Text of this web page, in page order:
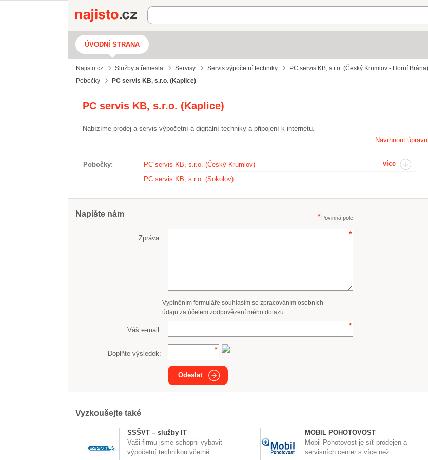
Najisto.cz
ÚVODNÍ STRANA
Najisto.cz Služby a řemesla Servisy Servis výpočetní techniky
PC servis KB, s.r.o. (Český Krumlov - Horní Brána)
Pobočky
PC servis KB, s.r.o. (Kaplice)
PC servis KB, s.r.o. (Kaplice)
Nabízíme prodej a servis výpočetní a digitální techniky a připojení k internetu.
Navrhnout
Pobočky
PC servis KB, s.r.o. (Český Krumlov)
PC servis KB, s.r.o. (Sokolov)
více
Napište nám Povinná pole
Zpráva:
Vyplněním formuláře souhlasím se zpracováním osobních
údajů za účelem zodpovězení mého dotazu.
Váš e-mail:
Doplňte výsledek:
Odeslat
Vyzkoušejte také
SSŠVT – služby IT
Vaši firmu jsme schopni vybavit
výpočetní technikou včetně ...
MOBIL POHOTOVOST
Mobil Pohotovost je síť prodejen a
servisních center s více než ...